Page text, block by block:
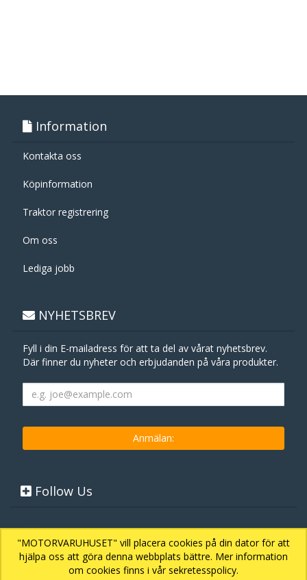
"MOTORVARUHUSET" vill placera cookies på din dator för att
hjälpa oss att göra denna webbplats bättre. Mer information
om cookies finns i vår sekretesspolicy.
Information
Kontakta oss
Köpinformation
Traktor registrering
Om oss
Lediga jobb
NYHETSBREV
Fyll i din E-mailadress för att ta del av vårat nyhetsbrev.
Där finner du nyheter och erbjudanden på våra produkter.
Follow Us